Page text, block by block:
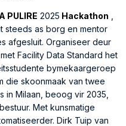
PULIRE 2025 Hackathon
steeds as borg en mentor
afgesluit. Organiseer deur
Facility Data Standard het
bymekaargeroep
die skoonmaak van twee
in Milaan, beoog vir 2035,
Met kunsmatige
Dirk Tuip van